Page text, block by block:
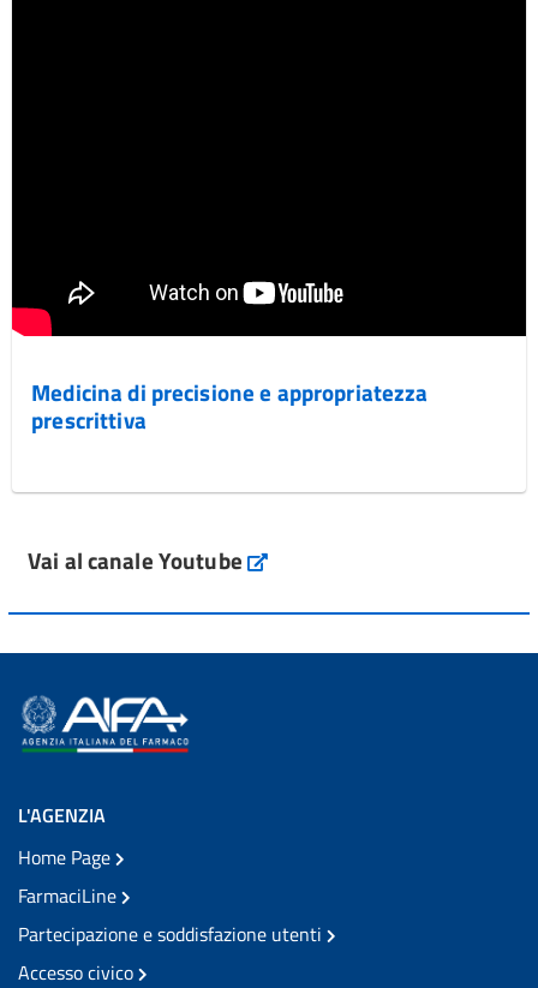
Medicina di precisione e appropriatezza
prescrittiva
Vai al canale Youtube
L'AGENZIA
Home Page
FarmaciLine
Partecipazione e soddisfazione utenti
Accesso civico